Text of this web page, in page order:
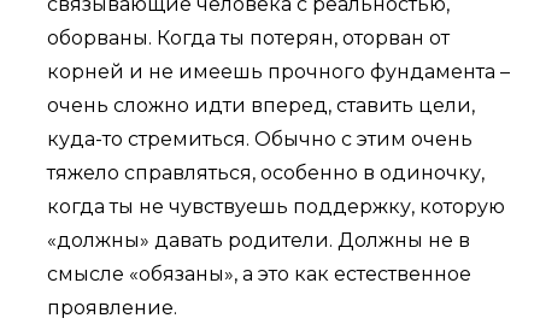
оборваны. Когда ты потерян, оторван от
корней и не имеешь прочного фундамента –
очень сложно идти вперед, ставить цели,
куда-то стремиться. Обычно с этим очень
тяжело справляться, особенно в одиночку,
когда ты не чувствуешь поддержку, которую
«должны» давать родители. Должны не в
смысле «обязаны», а это как естественное
проявление.